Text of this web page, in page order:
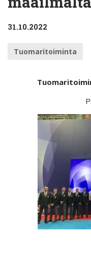
31.10.2022
Tuomaritoiminta